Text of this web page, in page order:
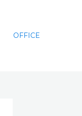
OFFICE